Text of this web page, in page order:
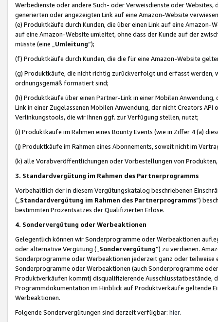
Werbedienste oder andere Such- oder Verweisdienste oder Websites,
generierten oder angezeigten Link auf eine Amazon-Website
(e) Produktkäufe durch Kunden, die über einen Link auf eine
auf eine Amazon-Website umleitet, ohne dass der Kunde auf der
müsste (eine „ Umleitung“);
(f) Produktkäufe durch Kunden, die die für eine Amazon-Website
(g) Produktkäufe, die nicht richtig zurückverfolgt und erfasst werden,
ordnungsgemäß formatiert sind;
(h) Produktkäufe über einen Partner-Link in einer Mobilen
Link in einer Zugelassenen Mobilen Anwendung, der nicht Creators
Verlinkungstools, die wir Ihnen ggf. zur Verfügung stellen, nutzt;
(i) Produktkäufe im Rahmen eines Bounty Events (wie in Ziffer 4 (a)
(j) Produktkäufe im Rahmen eines Abonnements, soweit nicht im
(k) alle Vorabveröffentlichungen oder Vorbestellungen von
3. Standardvergütung im Rahmen des Partnerprogramms
Vorbehaltlich der in diesem Vergütungskatalog beschriebenen
(„ Standardvergütung im Rahmen des Partnerprogramms“)
bestimmten Prozentsatzes der Qualifizierten Erlöse.
4. Sondervergütung oder Werbeaktionen
Gelegentlich können wir Sonderprogramme oder Werbeaktionen
oder alternative Vergütung („ Sondervergütung”) zu verdienen.
Sonderprogramme oder Werbeaktionen jederzeit ganz oder
Sonderprogramme oder Werbeaktionen (auch Sonderprogramme
Produktverkäufen kommt) disqualifizierende Ausschlusstatbestände,
Programmdokumentation im Hinblick auf Produktverkäufe geltende
Werbeaktionen.
Folgende Sondervergütungen sind derzeit verfügbar: hier.